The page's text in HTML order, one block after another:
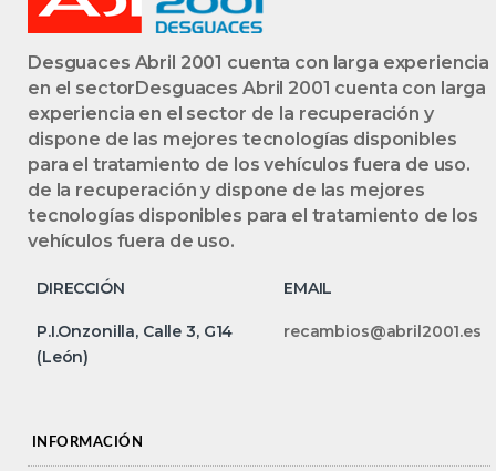
Desguaces Abril 2001 cuenta con larga experiencia
en el sectorDesguaces Abril 2001 cuenta con larga
experiencia en el sector de la recuperación y
dispone de las mejores tecnologías disponibles
para el tratamiento de los vehículos fuera de uso.
de la recuperación y dispone de las mejores
tecnologías disponibles para el tratamiento de los
vehículos fuera de uso.
DIRECCIÓN EMAIL
P.I.Onzonilla, Calle 3, G14
(León)
recambios@abril2001.es
INFORMACIÓN